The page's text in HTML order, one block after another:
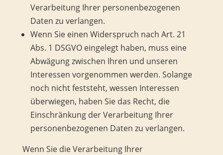
Verarbeitung Ihrer personenbezogenen
Daten zu verlangen.
Wenn Sie einen Widerspruch nach Art. 21
Abs. 1 DSGVO eingelegt haben, muss eine
Abwägung zwischen Ihren und unseren
Interessen vorgenommen werden. Solange
noch nicht feststeht, wessen Interessen
überwiegen, haben Sie das Recht, die
Einschränkung der Verarbeitung Ihrer
personenbezogenen Daten zu verlangen.
Wenn Sie die Verarbeitung Ihrer